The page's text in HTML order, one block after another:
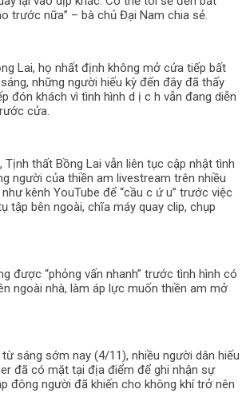
trước nữa” – bà chủ Đại Nam chia sẻ.
Lai, họ nhất định không mở cửa tiếp bất
những người hiếu kỳ đến đây đã thấy
đón khách vì tình hình d ị c h vẫn đang diễn
cửa.
Tịnh thất Bồng Lai vẫn liên tục cập nhật tình
người của thiền am livestream trên nhiều
kênh YouTube để “cầu c ứ u” trước việc
tập bên ngoài, chĩa máy quay clip, chụp
được “phỏng vấn nhanh” trước tình hình có
ngoài nhà, làm áp lực muốn thiền am mở
sáng sớm nay (4/11), nhiều người dân hiếu
đã có mặt tại địa điểm để ghi nhận sự
đông người đã khiến cho không khí trở nên